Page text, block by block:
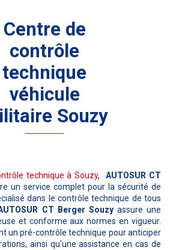
Centre de
contrôle
technique
véhicule
Souzy
technique à Souzy,AUTOSUR CT
un service complet pour la sécurité de
dans le contrôle technique de tous
CT Berger Souzyassure une
et conforme aux normes en vigueur.
un pré-contrôle technique pour anticiper
ainsi qu'une assistance en cas de